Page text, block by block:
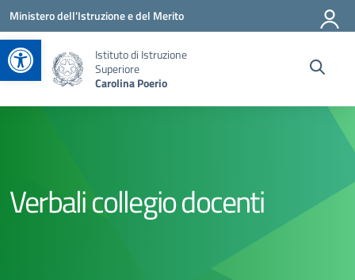
Apri la barra degli strumenti
Vai ai contenuti
Vai al menu di navigazione
Vai al footer
Ministero dell'Istruzione e del Merito
Istituto di Istruzione
Superiore
Carolina Poerio
Verbali collegio docenti